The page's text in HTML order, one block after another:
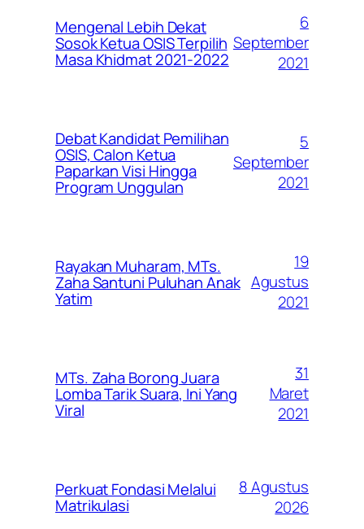
Mengenal Lebih Dekat
Sosok Ketua OSIS Terpilih
Masa Khidmat 2021-2022
6
September
2021
Debat Kandidat Pemilihan
OSIS, Calon Ketua
Paparkan Visi Hingga
Program Unggulan
5
September
2021
Rayakan Muharam, MTs.
Zaha Santuni Puluhan Anak
Yatim
19
Agustus
2021
MTs. Zaha Borong Juara
Lomba Tarik Suara, Ini Yang
Viral
31
Maret
2021
Perkuat Fondasi Melalui
Matrikulasi
8 Agustus
2026